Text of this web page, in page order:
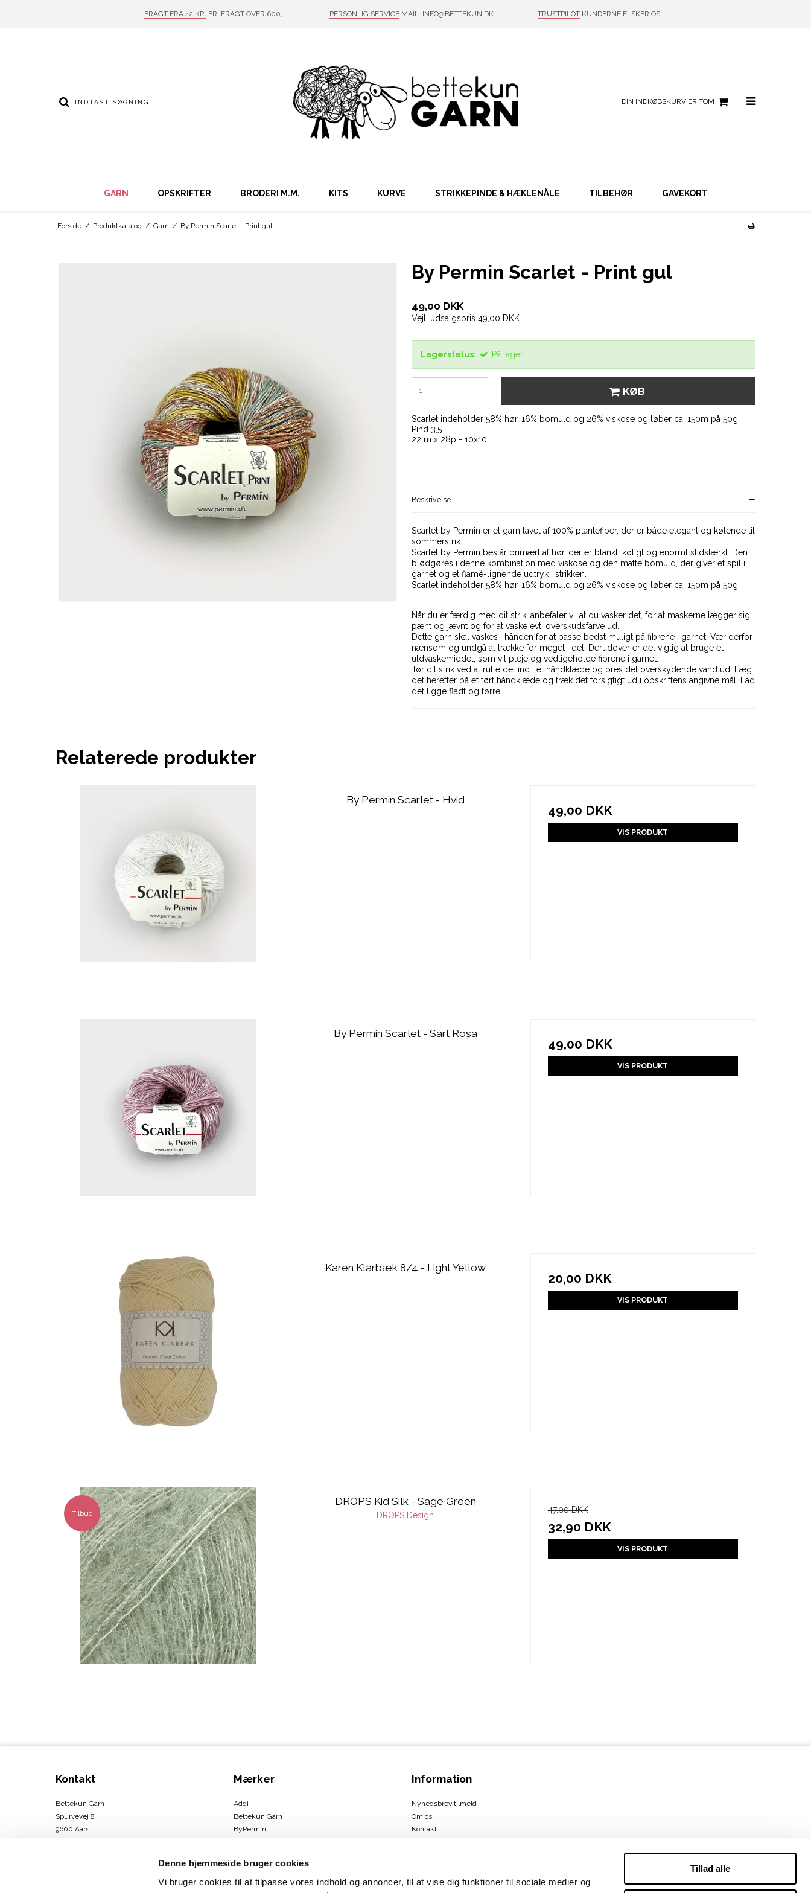
Denne hjemmeside bruger cookies
Vi bruger cookies til at tilpasse vores indhold og annoncer, til at vise dig funktioner til sociale medier og
Tillad alle
FRAGT FRA 42 KR. FRI FRAGT OVER 600,- PERSONLIG SERVICEMAIL: INFO@BETTEKUN.DK TRUSTPILOTKUNDERNE ELSKER OS
DIN INDKØBSKURV ER TOM
GARN OPSKRIFTER BRODERI M.M. KITS KURVE STRIKKEPINDE & HÆKLENÅLE TILBEHØR GAVEKORT
Forside / Produktkatalog / Garn / By Permin Scarlet - Print gul
By Permin Scarlet - Print gul
49,00 DKK
Vejl. udsalgspris 49,00 DKK
Lagerstatus: På lager
KØB
Scarlet indeholder 58% hør, 16% bomuld og 26% viskose og løber ca. 150m på 50g.
Pind 3,5
22 m x 28p - 10x10
Beskrivelse
Scarlet by Permin er et garn lavet af 100% plantefiber, der er både elegant og kølende til
sommerstrik.
Scarlet by Permin består primært af hør, der er blankt, køligt og enormt slidstærkt. Den
blødgøres i denne kombination med viskose og den matte bomuld, der giver et spil i
garnet og et flamé-lignende udtryk i strikken.
Scarlet indeholder 58% hør, 16% bomuld og 26% viskose og løber ca. 150m på 50g.
Når du er færdig med dit strik, anbefaler vi, at du vasker det, for at maskerne lægger sig
pænt og jævnt og for at vaske evt. overskudsfarve ud.
Dette garn skal vaskes i hånden for at passe bedst muligt på fibrene i garnet. Vær derfor
nænsom og undgå at trække for meget i det. Derudover er det vigtig at bruge et
uldvaskemiddel, som vil pleje og vedligeholde fibrene i garnet.
Tør dit strik ved at rulle det ind i et håndklæde og pres det overskydende vand ud. Læg
det herefter på et tørt håndklæde og træk det forsigtigt ud i opskriftens angivne mål. Lad
det ligge fladt og tørre.
Relaterede produkter
By Permin Scarlet - Hvid
49,00 DKK
VIS PRODUKT
By Permin Scarlet - Sart Rosa
49,00 DKK
VIS PRODUKT
Karen Klarbæk 8/4 - Light Yellow
20,00 DKK
VIS PRODUKT
Tilbud
DROPS Kid Silk - Sage Green
DROPS Design
47,00 DKK
32,90 DKK
VIS PRODUKT
Kontakt
Bettekun Garn
Spurvevej 8
9600 Aars
Mærker
Addi
Bettekun Garn
ByPermin
DMC
Drops
Information
Nyhedsbrev tilmeld
Om os
Kontakt